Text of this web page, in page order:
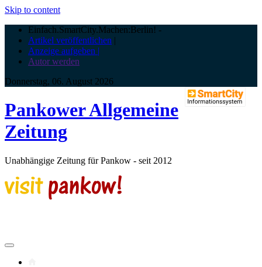
Skip to content
Einfach.SmartCity.Machen:Berlin! -
Artikel veröffentlichen |
Anzeige aufgeben |
Autor werden
Donnerstag, 06. August 2026
Pankower Allgemeine
Zeitung
Unabhängige Zeitung für Pankow - seit 2012